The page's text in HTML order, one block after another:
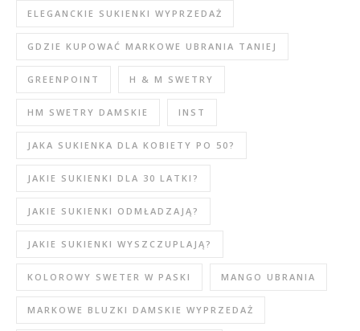
ELEGANCKIE SUKIENKI WYPRZEDAŻ
GDZIE KUPOWAĆ MARKOWE UBRANIA TANIEJ
GREENPOINT H & M SWETRY
HM SWETRY DAMSKIE INST
JAKA SUKIENKA DLA KOBIETY PO 50?
JAKIE SUKIENKI DLA 30 LATKI?
JAKIE SUKIENKI ODMŁADZAJĄ?
JAKIE SUKIENKI WYSZCZUPLAJĄ?
KOLOROWY SWETER W PASKI MANGO UBRANIA
MARKOWE BLUZKI DAMSKIE WYPRZEDAŻ